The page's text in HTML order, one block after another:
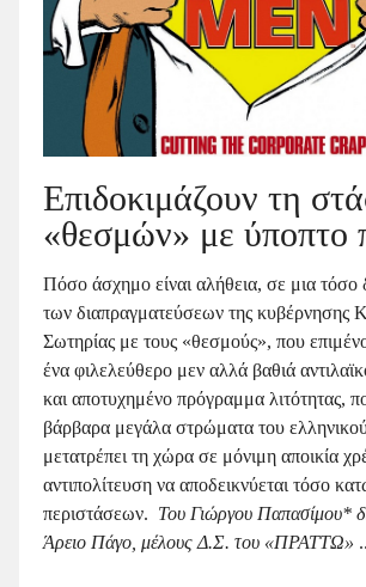
Επιδοκιμάζουν τη
«θεσμών» με ύποπτο
Πόσο άσχημο είναι αλήθεια, σε μια
των διαπραγματεύσεων της κυβέρνησης
Σωτηρίας με τους «θεσμούς», που
ένα φιλελεύθερο μεν αλλά βαθιά
και αποτυχημένο πρόγραμμα λιτότητας,
βάρβαρα μεγάλα στρώματα του
μετατρέπει τη χώρα σε μόνιμη αποικία
αντιπολίτευση να αποδεικνύεται τόσο
περιστάσεων. Του Γιώργου Παπασίμου*
Άρειο Πάγο, μέλους Δ.Σ. του «ΠΡΑΤΤΩ»